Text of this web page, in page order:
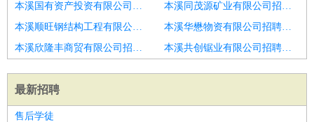
本溪国有资产投资有限公司招聘叉车学徒＋有师傅带＋包吃包住
本溪同茂源矿业有限公司招聘叉车学徒＋有师傅带＋包吃包住
本溪顺旺钢结构工程有限公司招聘厂区面试＋当天入职＋叉车可学徒
本溪华懋物资有限公司招聘实习岗
本溪欣隆丰商贸有限公司招聘门窗学徒
本溪共创锯业有限公司招聘全部门学徒
最新招聘
售后学徒